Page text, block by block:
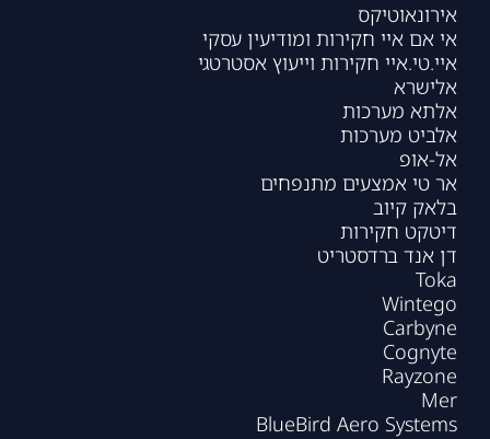
אירונאוטיקס
אי אם איי חקירות ומודיעין עסקי
איי.טי.איי חקירות וייעוץ אסטרטגי
אלישרא
אלתא מערכות
אלביט מערכות
אל-אופ
אר טי אמצעים מתנפחים
בלאק קיוב
דיטקט חקירות
דן אנד ברדסטריט
Toka
Wintego
Carbyne
Cognyte
Rayzone
Mer
BlueBird Aero Systems